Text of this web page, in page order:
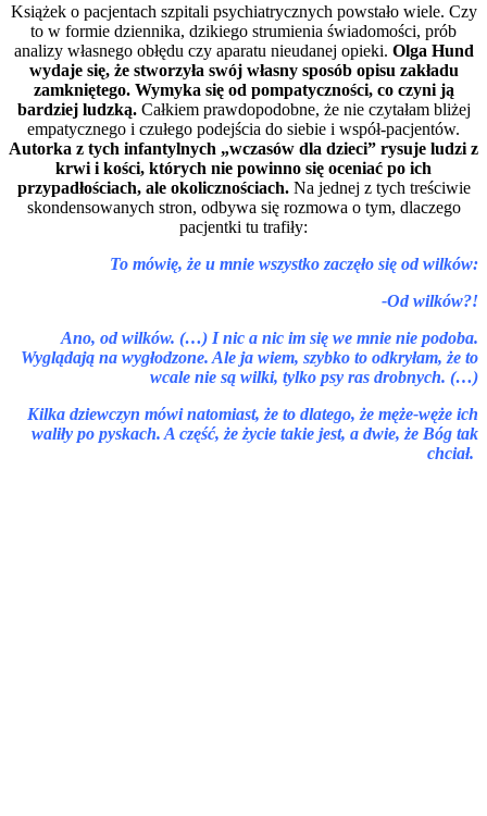
Książek o pacjentach szpitali psychiatrycznych powstało wiele. Czy
to w formie dziennika, dzikiego strumienia świadomości, prób
analizy własnego obłędu czy aparatu nieudanej opieki. Olga Hund
wydaje się, że stworzyła swój własny sposób opisu zakładu
zamkniętego. Wymyka się od pompatyczności, co czyni ją
bardziej ludzką.Całkiem prawdopodobne, że nie czytałam bliżej
empatycznego i czułego podejścia do siebie i współ-pacjentów.
Autorka z tych infantylnych „wczasów dla dzieci” rysuje ludzi z
krwi i kości, których nie powinno się oceniać po ich
przypadłościach, ale okolicznościach.Na jednej z tych treściwie
skondensowanych stron, odbywa się rozmowa o tym, dlaczego
pacjentki tu trafiły:
To mówię, że u mnie wszystko zaczęło się od wilków:
-Od wilków?!
Ano, od wilków. (…) I nic a nic im się we mnie nie podoba.
Wyglądają na wygłodzone. Ale ja wiem, szybko to odkryłam, że to
wcale nie są wilki, tylko psy ras drobnych. (…)
Kilka dziewczyn mówi natomiast, że to dlatego, że męże-węże ich
waliły po pyskach. A część, że życie takie jest, a dwie, że Bóg tak
chciał.